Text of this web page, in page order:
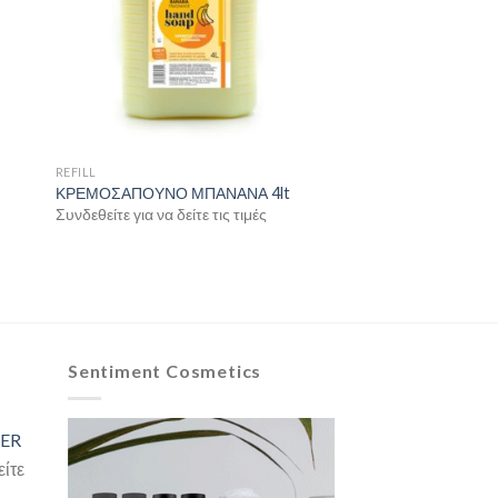
REFILL
ΚΡΕΜΟΣΑΠΟΥΝΟ ΜΠΑΝΑΝΑ 4lt
Συνδεθείτε για να δείτε τις τιμές
Sentiment Cosmetics